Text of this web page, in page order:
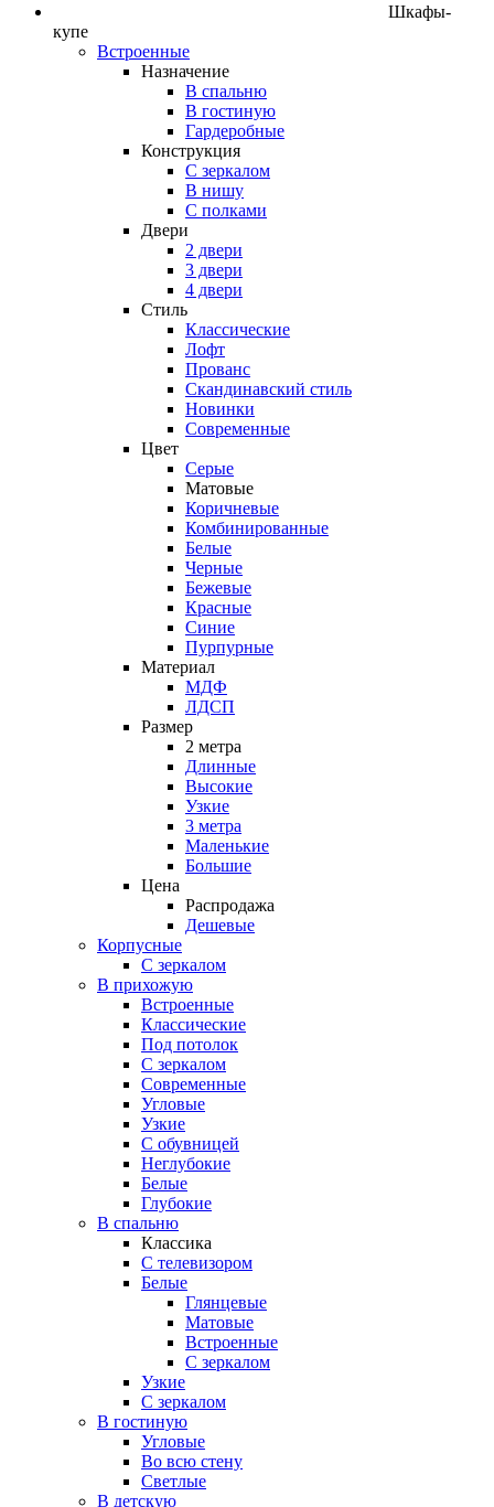
Шкафы-
купе
Встроенные
Назначение
В спальню
В гостиную
Гардеробные
Конструкция
C зеркалом
В нишу
С полками
Двери
2 двери
3 двери
4 двери
Стиль
Классические
Лофт
Прованс
Скандинавский стиль
Новинки
Современные
Цвет
Серые
Матовые
Коричневые
Комбинированные
Белые
Черные
Бежевые
Красные
Синие
Пурпурные
Материал
МДФ
ЛДСП
Размер
2 метра
Длинные
Высокие
Узкие
3 метра
Маленькие
Большие
Цена
Распродажа
Дешевые
Корпусные
С зеркалом
В прихожую
Встроенные
Классические
Под потолок
С зеркалом
Современные
Угловые
Узкие
С обувницей
Неглубокие
Белые
Глубокие
В спальню
Классика
C телевизором
Белые
Глянцевые
Матовые
Встроенные
С зеркалом
Узкие
С зеркалом
В гостиную
Угловые
Во всю стену
Светлые
В детскую